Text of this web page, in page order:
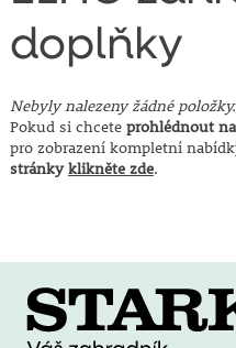
doplňky
Nebyly nalezeny žádné položky.
Pokud si chcete prohlédnout
pro zobrazení kompletní
stránkyklikněte zde.